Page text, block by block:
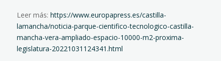
Leer más: https://www.europapress.es/castilla-
lamancha/noticia-parque-cientifico-tecnologico-castilla-
mancha-vera-ampliado-espacio-10000-m2-proxima-
legislatura-20221031124341.html